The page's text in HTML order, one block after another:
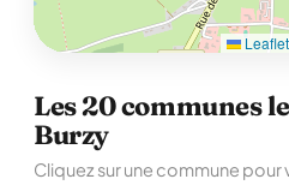
Leaflet
Les 20 communes
Burzy
Cliquez sur une commune